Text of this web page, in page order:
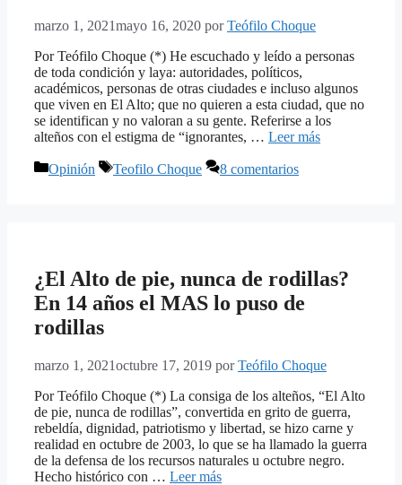
marzo 1, 2021mayo 16, 2020 porTeófilo Choque
Por Teófilo Choque (*) He escuchado y leído a personas
de toda condición y laya: autoridades, políticos,
académicos, personas de otras ciudades e incluso algunos
que viven en El Alto; que no quieren a esta ciudad, que no
se identifican y no valoran a su gente. Referirse a los
alteños con el estigma de “ignorantes, … Leer más
Categorías
Opinión Etiquetas
Teofilo Choque 8 comentarios
¿El Alto de pie, nunca de rodillas?
En 14 años el MAS lo puso de
rodillas
marzo 1, 2021octubre 17, 2019 porTeófilo Choque
Por Teófilo Choque (*) La consiga de los alteños, “El Alto
de pie, nunca de rodillas”, convertida en grito de guerra,
rebeldía, dignidad, patriotismo y libertad, se hizo carne y
realidad en octubre de 2003, lo que se ha llamado la guerra
de la defensa de los recursos naturales u octubre negro.
Hecho histórico con … Leer más